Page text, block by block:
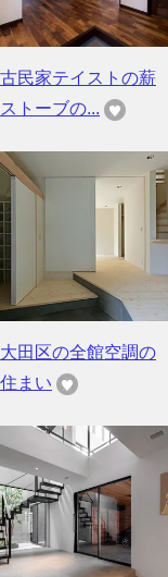
古民家テイストの薪
ストーブの...
大田区の全館空調の
住まい